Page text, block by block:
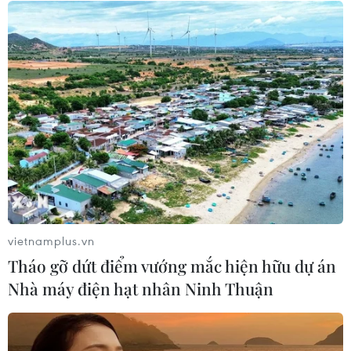
thiểu 10 công nghệ lõi
04/08/2026 15:34
Báo động xu hướng gia tăng người
trẻ mắc ung thư
04/08/2026 14:10
Tây Ban Nha phát trực tiếp nhật thực
toàn phần từ độ cao 9.000 m
Đại biểu Quốc hội: Nếu không có cơ
chế bảo vệ sẽ khó khuyến khích đổi
vietnamplus.vn
Tháo gỡ dứt điểm vướng mắc hiện hữu dự án
Nhà máy điện hạt nhân Ninh Thuận